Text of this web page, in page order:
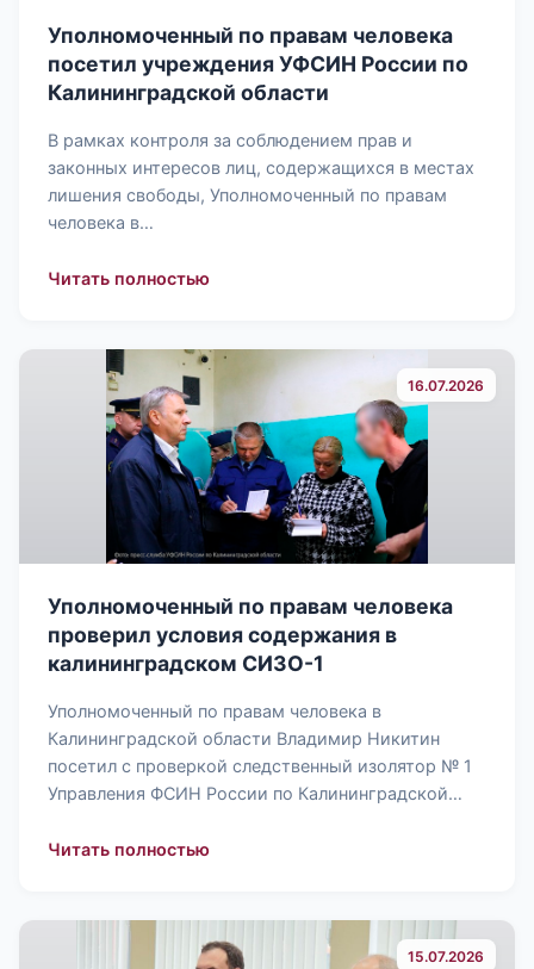
Уполномоченный по правам человека
посетил учреждения УФСИН России по
Калининградской области
В рамках контроля за соблюдением прав и
законных интересов лиц, содержащихся в местах
лишения свободы, Уполномоченный по правам
человека в…
Читать полностью: Уполномоченный по правам
16.07.2026
Уполномоченный по правам человека
проверил условия содержания в
калининградском СИЗО-1
Уполномоченный по правам человека в
Калининградской области Владимир Никитин
посетил с проверкой следственный изолятор № 1
Управления ФСИН России по Калининградской…
Читать полностью: Уполномоченный по правам
15.07.2026